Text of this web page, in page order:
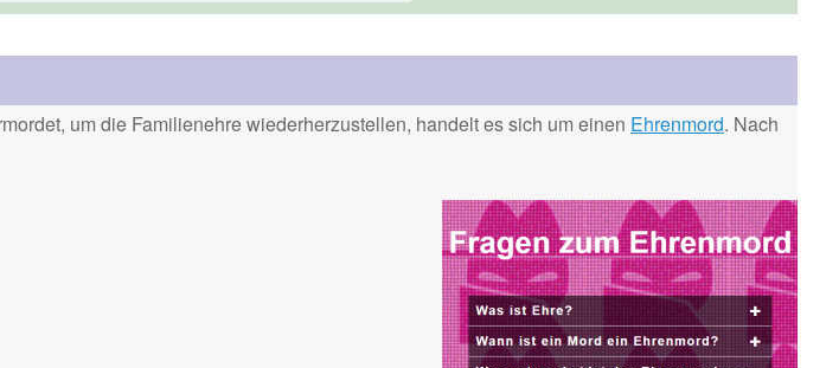
um die Familienehre wiederherzustellen, handelt es sich um einen Ehrenmord. Nach